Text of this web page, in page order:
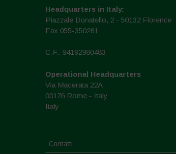
Headquarters in Italy:
Piazzale Donatello, 2 - 50132 Florence
Fax 055-350281
C.F.: 94192980483
Operational Headquarters
Via Macerata 22A
00176 Rome - Italy
Italy
Contatti